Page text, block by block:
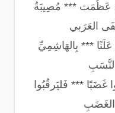
عَظُمَت *** مُصِيبَةُ
العَرَبي
*** بِالهَاشِمِيِّ
*** فَليَرقُبُوا